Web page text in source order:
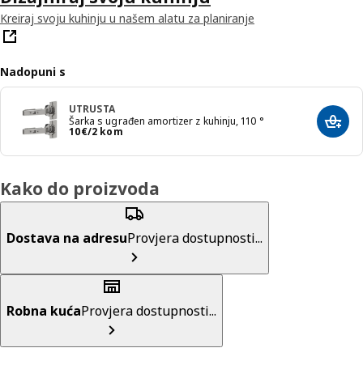
Kreiraj svoju kuhinju u našem alatu za planiranje
Nadopuni s
UTRUSTA
Šarka s ugrađen amortizer z kuhinju, 110 °
10€/2 kom
Cijena 10€/2 kom
Kako do proizvoda
Dostava na adresuProvjera dostupnosti...
Robna kućaProvjera dostupnosti...